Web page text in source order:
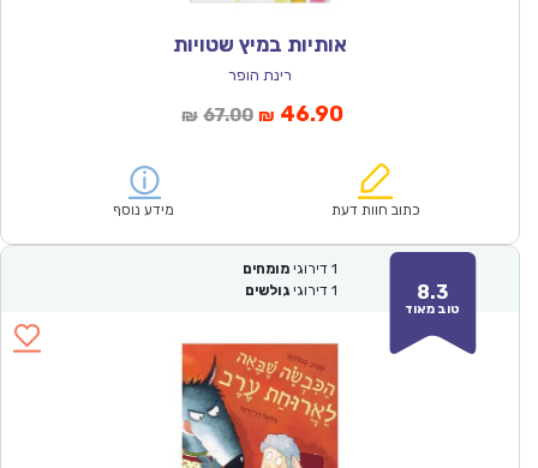
אותיות במיץ שטויות
רינת הופר
₪ 67.00המחיר
₪67.00.
₪ 46.90המחיר
הוא:
כתוב חוות דעת מידע נוסף
8.3
טוב מאוד
1 דירוגי מומחים
1 דירוגי גולשים